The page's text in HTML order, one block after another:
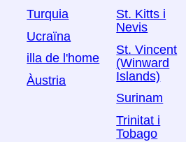
Turquia
Ucraïna
illa de l'home
Àustria
St. Kitts i
Nevis
St. Vincent
(Winward
Islands)
Surinam
Trinitat i
Tobago